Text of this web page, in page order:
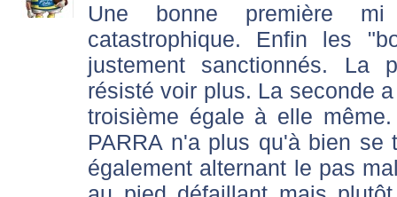
Une bonne première
catastrophique. Enfin les
justement sanctionnés. La
résisté voir plus. La seconde
troisième égale à elle
PARRA n'a plus qu'à bien se
également alternant le pas